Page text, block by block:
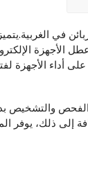
في
الأجهزة
والتشخيص
إلى ذلك،